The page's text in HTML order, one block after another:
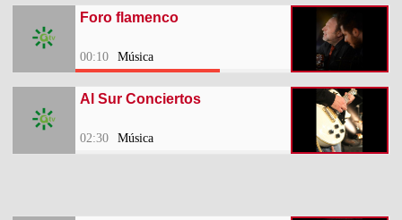
Foro flamenco
00:10 Música
Al Sur Conciertos
02:30 Música